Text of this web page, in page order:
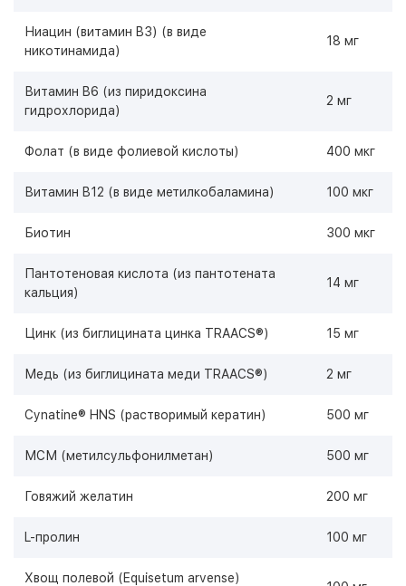
Ниацин (витамин B3) (в виде
никотинамида)
18 мг
Витамин B6 (из пиридоксина
гидрохлорида)
2 мг
Фолат (в виде фолиевой кислоты) 400 мкг
Витамин B12 (в виде метилкобаламина) 100 мкг
Биотин 300 мкг
Пантотеновая кислота (из пантотената
кальция)
14 мг
Цинк (из биглицината цинка TRAACS®) 15 мг
Медь (из биглицината меди TRAACS®) 2 мг
Cynatine® HNS (растворимый кератин) 500 мг
МСМ (метилсульфонилметан) 500 мг
Говяжий желатин 200 мг
L-пролин 100 мг
Хвощ полевой (Equisetum arvense)